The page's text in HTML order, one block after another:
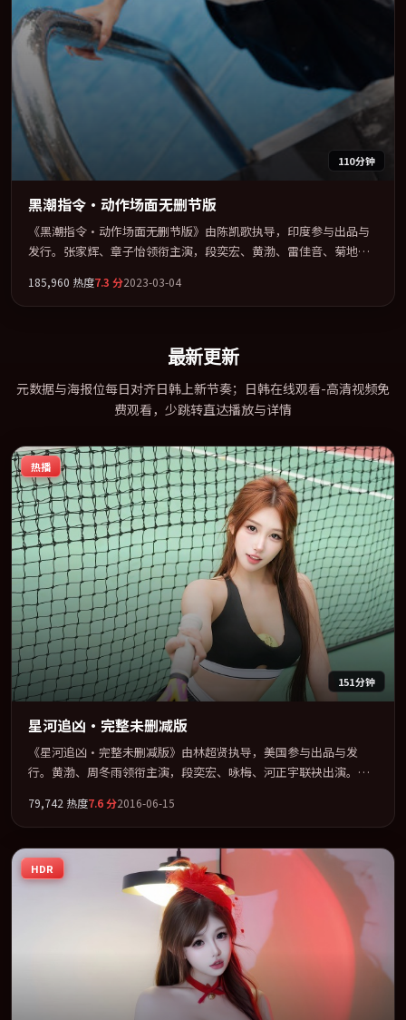
110分钟
黑潮指令·动作场面无删节版
《黑潮指令·动作场面无删节版》由陈凯歌执导，印度参与出品与
发行。张家辉、章子怡领衔主演，段奕宏、黄渤、雷佳音、菊地凛
「传记」类型为骨架，在叙事、表演与视听上力求统一。定于
2023-08-13 在内地院线及主流平台同步亮相，2023 年度话题片中口
185,960 热度7.3 分2023-03-04
最新更新
元数据与海报位每日对齐日韩上新节奏；日韩在线观看-高清视频免
费观看，少跳转直达播放与详情
热播
151分钟
星河追凶·完整未删减版
《星河追凶·完整未删减版》由林超贤执导，美国参与出品与发
行。黄渤、周冬雨领衔主演，段奕宏、咏梅、河正宇联袂出演。视
为骨架，在叙事、表演与视听上力求统一。定于 2016-01-16 在内地
院线及主流平台同步亮相，2016 年度话题片中口碑稳健，适合喜欢
强情节与人物弧光的观众完整观看。
79,742 热度7.6分2016-06-15
HDR